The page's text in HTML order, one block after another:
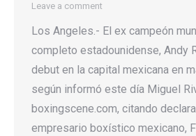
Leave a comment
Los Angeles.- El ex campeón
completo estadounidense, Andy
debut en la capital mexicana en
según informó este día Miguel
boxingscene.com, citando
empresario boxístico mexicano,